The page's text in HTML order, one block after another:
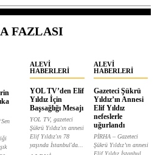
FAZLASI
ALEVI
HABERLERI
YOL TV’den Elif
Yıldız İçin
Başsağlığı Mesajı
YOL TV, gazeteci
Şükrü Yıldız'ın annesi
Elif Yıldız'ın 78
yaşında İstanbul'da...
ALEVI
HABERLERI
Gazeteci Şükrü
Yıldız’ın Annesi
Elif Yıldız
nefeslerle
uğurlandı
PİRHA – Gazeteci
Şükrü Yıldız’ın annesi
Elif Yıldız İstanbul